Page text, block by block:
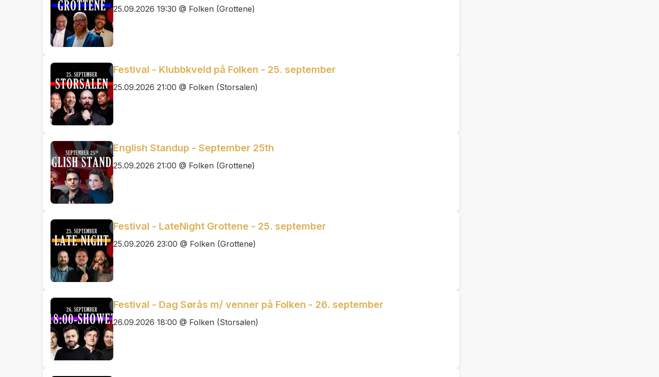
25.09.2026 19:30 @ Folken (Grottene)
Festival - Klubbkveld på Folken - 25. september
25.09.2026 21:00 @ Folken (Storsalen)
English Standup - September 25th
25.09.2026 21:00 @ Folken (Grottene)
Festival - LateNight Grottene - 25. september
25.09.2026 23:00 @ Folken (Grottene)
Festival - Dag Sørås m/ venner på Folken - 26. september
26.09.2026 18:00 @ Folken (Storsalen)